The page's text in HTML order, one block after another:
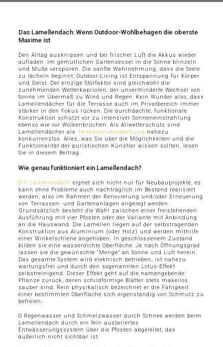
Das Lamellendach: Wenn Outdoor-Wohlbehagen die oberste
Maxime ist
Den Alltag ausknipsen und bei frischer Luft die Akkus wieder
aufladen. Im gemütlichen Gartensessel in die Sonne blinzeln
und Muße verspüren. Die sanfte Wahrnehmung, dass die Seele
zu lächeln beginnt. Outdoor-Living ist Entspannung für Körper
und Geist. Der einzige Störfaktor sind gleichwohl die
zunehmenden Wetterkapriolen, der unverminderte Wechsel von
Sonne im Übermaß zu Wind und Regen. Kein Wunder also, dass
Lamellendächer für die Terrasse auch im Privatbereich immer
stärker in den Fokus rücken. Die durchdachte, funktionale
Konstruktion schützt vor zu intensiver Sonneneinstrahlung
ebenso wie vor Wolkenbrüchen. Als Allwetterschutz sind
Lamellendächer als Terrassenüberdachung nahezu
konkurrenzlos. Alles, was Sie über die Möglichkeiten und die
Funktionalität der puristischen Künstler wissen sollten, lesen
Sie in diesem Beitrag.
Wie genau funktioniert ein Lamellendach?
Ein Lamellendach eignet sich nicht nur für Neubauprojekte, es
kann ohne Probleme auch nachträglich im Bestand realisiert
werden, also im Rahmen der Renovierung und/oder Erneuerung
von Terrassen- und Gartenanlagen angelegt werden.
Grundsätzlich besteht die Wahl zwischen einer freistehenden
Ausführung mit vier Pfosten oder der Variante mit Anbindung
an die Hauswand. Die Lamellen liegen auf der selbstragenden
Konstruktion aus Aluminium (oder Holz) und werden mithilfe
einer Winkelschiene angehoben. In geschlossenem Zustand
bilden sie eine wasserdichte Oberfläche. Je nach Öffnungsgrad
lassen sie die gewünschte “Menge” an Sonne und Luft herein.
Das gesamte System wird elektrisch betrieben, ist nahezu
wartungsfrei und durch den sogenannten Lotus-Effekt
selbstreinigend. Dieser Effekt geht auf die namengebende
Pflanze zurück, deren schildförmige Blätter stets makellos
sauber sind. Rein physikalisch bezeichnet er die Fähigkeit
einer bestimmten Oberfläche sich eigenständig von Schmutz zu
befreien.
O Regenwasser und Schmelzwasser durch Schnee werden beim
Lamellendach durch ein fein austariertes
Entwässerungssystem über die Pfosten abgeleitet, das
äußerlich nicht sichtbar ist.